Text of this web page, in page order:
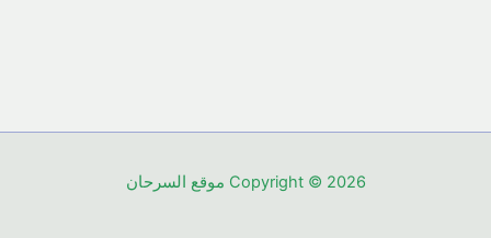
Copyright © 2026 موقع السرحان